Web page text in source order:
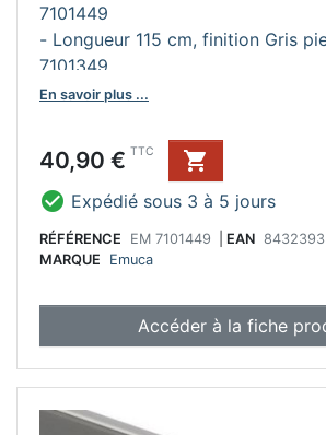
7101449
- Longueur 115 cm, finition Gris
7101349
En savoir plus ...
Prix
40,90 € TTC

 Expédié sous 3 à 5 jours
RÉFÉRENCE EM 7101449 EAN
MARQUE
Emuca
Accéder à la fiche